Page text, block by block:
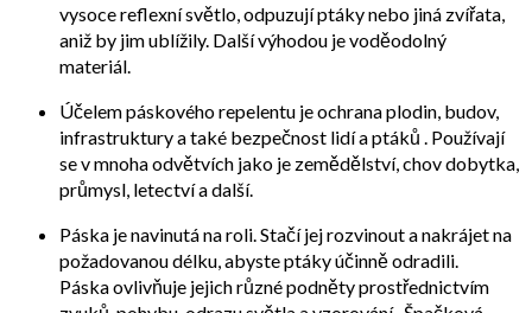
vysoce reflexní světlo, odpuzují ptáky nebo jiná zvířata,
aniž by jim ublížily. Další výhodou je voděodolný
materiál.
Účelem páskového repelentu je ochrana plodin, budov,
infrastruktury a také bezpečnost lidí a ptáků . Používají
se v mnoha odvětvích jako je zemědělství, chov dobytka,
průmysl, letectví a další.
Páska je navinutá na roli. Stačí jej rozvinout a nakrájet na
požadovanou délku, abyste ptáky účinně odradili.
Páska ovlivňuje jejich různé podněty prostřednictvím